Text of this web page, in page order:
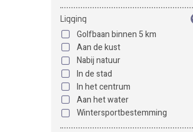
Ligging
Golfbaan binnen 5 km
Aan de kust
Nabij natuur
In de stad
In het centrum
Aan het water
Wintersportbestemming